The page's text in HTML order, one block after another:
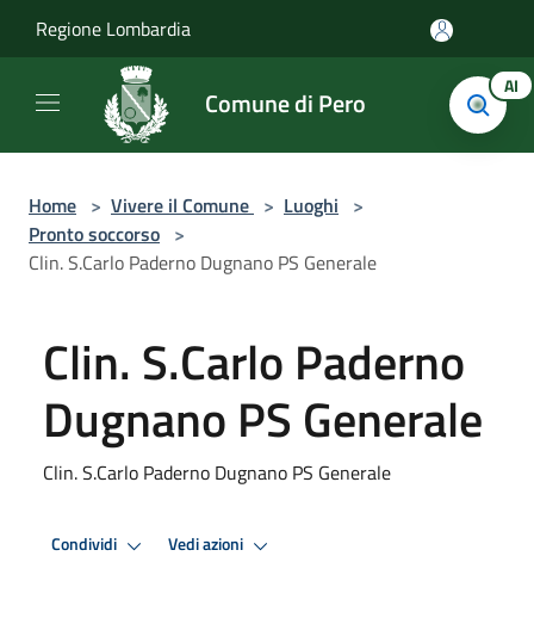
Regione Lombardia
Comune di Pero AI
Home > Vivere il Comune > Luoghi >
Pronto soccorso >
Clin. S.Carlo Paderno Dugnano PS Generale
Clin. S.Carlo Paderno
Dugnano PS Generale
Clin. S.Carlo Paderno Dugnano PS Generale
Condividi Vedi azioni